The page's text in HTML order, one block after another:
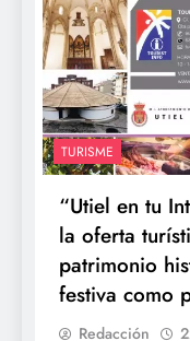
TURISME
“Utiel en tu
la oferta
patrimonio
festiva como
Redacción